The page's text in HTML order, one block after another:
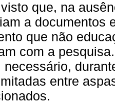
que, na
a documentos
que não
com a
necessário,
entre